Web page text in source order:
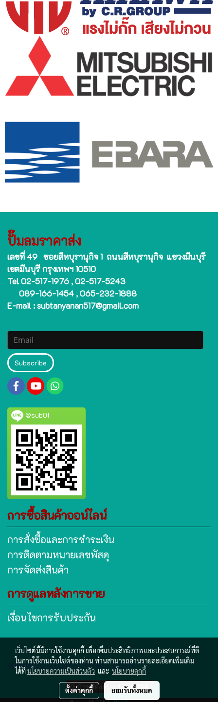
ปั๊มลมราคาส่ง
เลขที่ 49 ซอยสีหบุรานุกิจ 1 ถนนสีหบุรานุกิจ แขวงมีนบุรี
เขตมีนบุรี กรุงเทพฯ 10510
Tel 02-517-1976 , 02-517-5243
089-166-1454 , 065-232-1888
E-mail : subtanyanan517@gmail.com
Subscribe
@sub01
การซื้อสินค้าออน์ไลน์
การสั่งซื้อและการชำระเงิน
การติดตามหมายเลขพัสดุ
การจัดส่งสินค้า
การดูแลหลังการขาย
เงื่อนไขการรับประกัน
www.subtanyanan.com
ผู้เข้าชมวันนี้ 579
เว็บไซต์นี้มีการใช้งานคุกกี้ เพื่อเพิ่มประสิทธิภาพและประสบการณ์ที่ดี
ในการใช้งานเว็บไซต์ของท่าน ท่านสามารถอ่านรายละเอียดเพิ่มเติม
ได้ที่นโยบายความเป็นส่วนตัว และ นโยบายคุกกี้
ตั้งค่าคุกกี้ ยอมรับทั้งหมด